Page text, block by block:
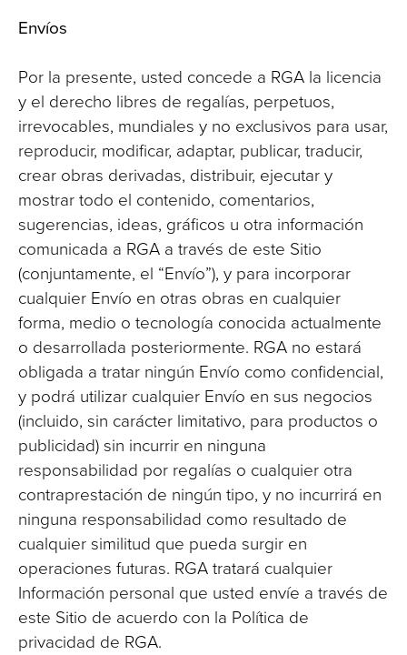
Envíos
Por la presente, usted concede a RGA la licencia
y el derecho libres de regalías, perpetuos,
irrevocables, mundiales y no exclusivos para usar,
reproducir, modificar, adaptar, publicar, traducir,
crear obras derivadas, distribuir, ejecutar y
mostrar todo el contenido, comentarios,
sugerencias, ideas, gráficos u otra información
comunicada a RGA a través de este Sitio
(conjuntamente, el “Envío”), y para incorporar
cualquier Envío en otras obras en cualquier
forma, medio o tecnología conocida actualmente
o desarrollada posteriormente. RGA no estará
obligada a tratar ningún Envío como confidencial,
y podrá utilizar cualquier Envío en sus negocios
(incluido, sin carácter limitativo, para productos o
publicidad) sin incurrir en ninguna
responsabilidad por regalías o cualquier otra
contraprestación de ningún tipo, y no incurrirá en
ninguna responsabilidad como resultado de
cualquier similitud que pueda surgir en
operaciones futuras. RGA tratará cualquier
Información personal que usted envíe a través de
este Sitio de acuerdo con la Política de
privacidad de RGA.